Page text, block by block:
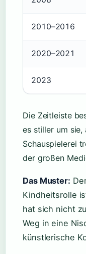
2010–2016
2020–2021
2023
Die Zeitleiste
es stiller um
Schauspielerei
der großen
Das Muster:
Kindheitsrolle
hat sich nicht
Weg in eine
künstlerische